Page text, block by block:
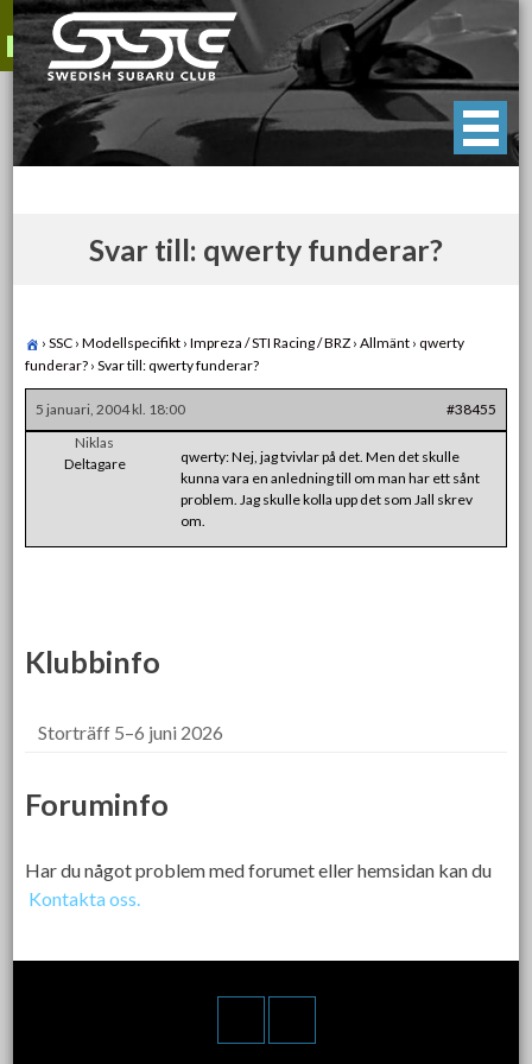
Skip
to
content
Swedish Subaru Club
För oss som älskar Subaru!
Svar till: qwerty funderar?
› SSC › Modellspecifikt › Impreza / STI Racing / BRZ › Allmänt › qwerty
funderar? › Svar till: qwerty funderar?
5 januari, 2004 kl. 18:00
#38455
Niklas
Deltagare
qwerty: Nej, jag tvivlar på det. Men det skulle
kunna vara en anledning till om man har ett sånt
problem. Jag skulle kolla upp det som Jall skrev
om.
Klubbinfo
Storträff 5–6 juni 2026
Foruminfo
Har du något problem med forumet eller hemsidan kan du
Kontakta oss.